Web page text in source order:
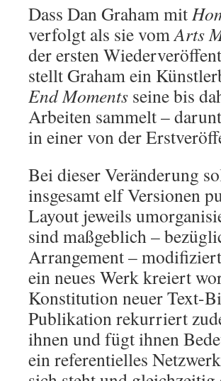
Dass Dan Graham mit
verfolgt als sie vomArts
der ersten
stellt Graham ein
End Moments seine bis
Arbeiten sammelt –
in einer von der
Bei dieser Veränderung
insgesamt elf Versionen
Layout jeweils
sind maßgeblich –
Arrangement –
ein neues Werk kreiert
Konstitution neuer Text-
Publikation rekurriert
ihnen und fügt ihnen
ein referentielles